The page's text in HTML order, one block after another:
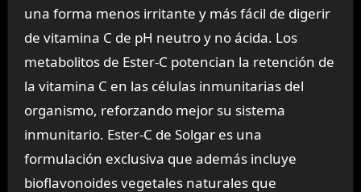
una forma menos irritante y más fácil de digerir
de vitamina C de pH neutro y no ácida. Los
metabolitos de Ester-C potencian la retención de
la vitamina C en las células inmunitarias del
organismo, reforzando mejor su sistema
inmunitario. Ester-C de Solgar es una
formulación exclusiva que además incluye
bioflavonoides vegetales naturales que